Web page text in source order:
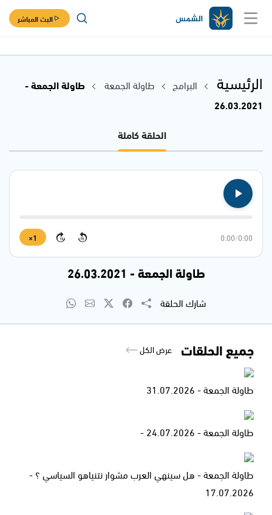
البث المباشر
الرئيسية البرامج طاولة الجمعة
طاولة الجمعة -
26.03.2021
الحلقة كاملة
0:00
/
0:00
15
15
1×
طاولة الجمعة - 26.03.2021
شارك الحلقة
جميع الحلقات عرض الكل
طاولة الجمعة - 31.07.2026
طاولة الجمعة - 24.07.2026 -
طاولة الجمعة - هل سينهي العرب مشوار نتنياهو السياسي ؟ -
17.07.2026